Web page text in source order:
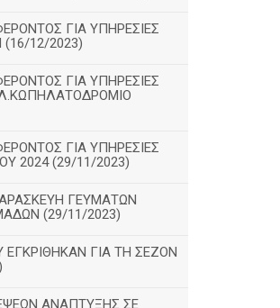
ΓΙΑ ΥΠΗΡΕΣΙΕΣ
12/2023)
ΓΙΑ ΥΠΗΡΕΣΙΕΣ
ΓΙΑ ΥΠΗΡΕΣΙΕΣ
2024 (29/11/2023)
ΓΕΥΜΑΤΩΝ
(29/11/2023)
ΓΙΑ ΤΗ ΣΕΖΟΝ
ΑΝΑΠΤΥΞΗΣ ΣΕ